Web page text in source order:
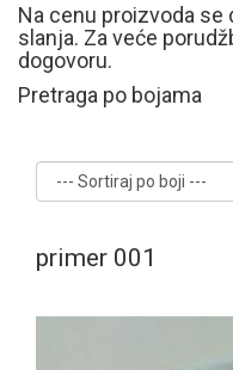
Na cenu proizvoda se
slanja. Za veće
dogovoru.
Pretraga po bojama
primer 001